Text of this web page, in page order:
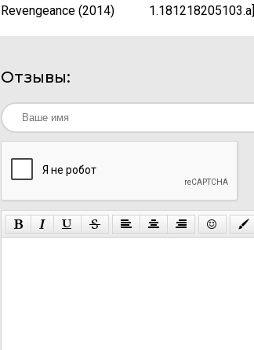
Revengeance (2014)
1.181218205103.a]
Отзывы: